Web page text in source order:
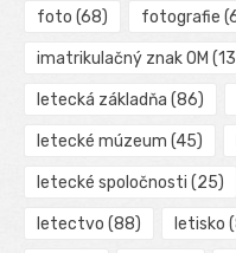
foto (68) fotografie
imatrikulačný znak OM
letecká základňa (86)
letecké múzeum (45)
letecké spoločnosti (25)
letectvo (88) letisko